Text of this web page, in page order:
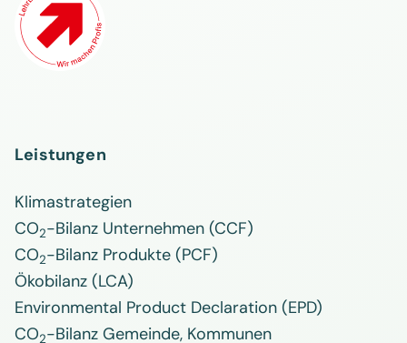
Leistungen
Klimastrategien
CO2-Bilanz Unternehmen (CCF)
CO2-Bilanz Produkte (PCF)
Ökobilanz (LCA)
Environmental Product Declaration (EPD)
CO2-Bilanz Gemeinde, Kommunen